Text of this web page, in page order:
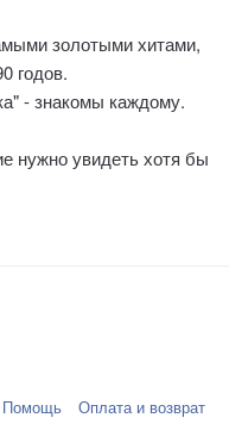
золотыми хитами,
годов.
- знакомы каждому.
нужно увидеть хотя бы
Помощь
Оплата и возврат